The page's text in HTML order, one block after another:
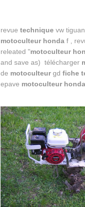
revue techniquevw
motoculteur hondaf ,
releated "motoculteur
and save as) télécharger
de motoculteurgd fiche
epave motoculteur honda